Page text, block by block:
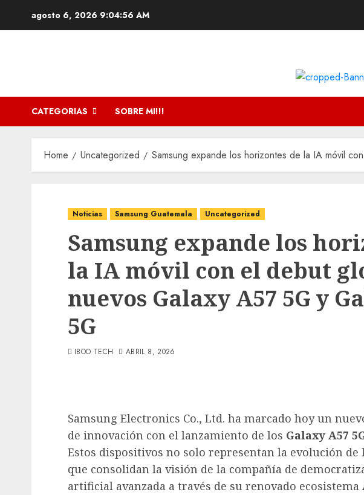
agosto 6, 2026 9:04:57 AM
CATEGORIAS SOBRE MI!!!
Home Uncategorized Samsung expande los horizontes de la IA móvil
Noticias Samsung Guatemala Uncategorized
Samsung expande los
la IA móvil con el debut
nuevos Galaxy A57 5G y
5G
IBOO TECH ABRIL 8, 2026
Samsung Electronics Co., Ltd. ha marcado hoy un
de innovación con el lanzamiento de los Galaxy A57
Estos dispositivos no solo representan la evolución de
que consolidan la visión de la compañía de
artificial avanzada a través de su renovado ecosistema